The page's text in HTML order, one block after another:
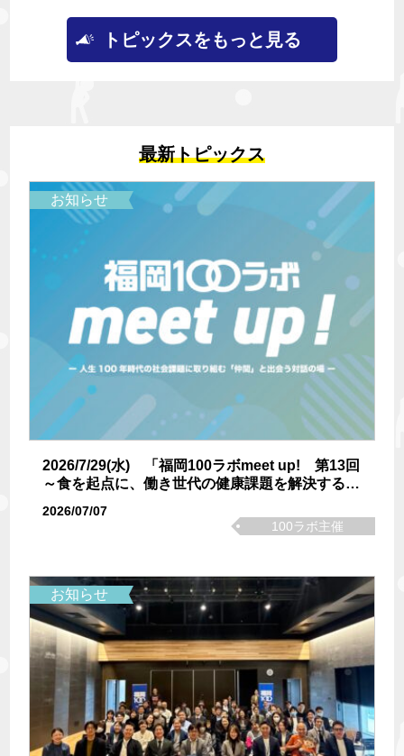
トピックスをもっと見る
最新トピックス
お知らせ
2026/7/29(水) 「福岡100ラボmeet up! 第13回
～食を起点に、働き世代の健康課題を解決する仲
2026/07/07
100ラボ主催
お知らせ